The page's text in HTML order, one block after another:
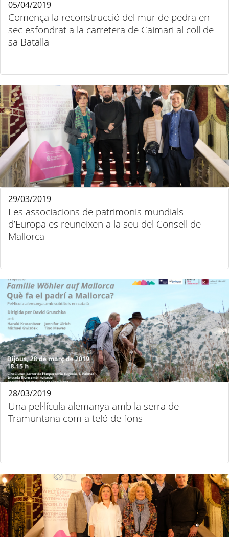
Comença la reconstrucció del mur de pedra en
sec esfondrat a la carretera de Caimari al coll de
sa Batalla
05/04/2019
Les associacions de patrimonis mundials
d’Europa es reuneixen a la seu del Consell de
Mallorca
29/03/2019
Una pel·lícula alemanya amb la serra de
Tramuntana com a teló de fons
28/03/2019